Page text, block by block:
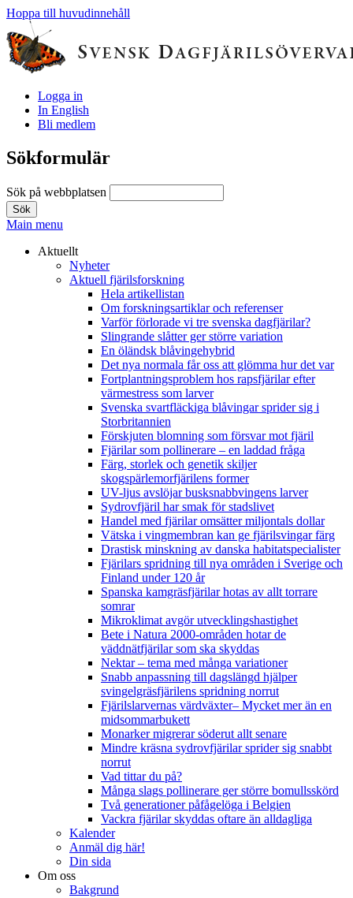
Hoppa till huvudinnehåll
Logga in
In English
Bli medlem
Sökformulär
Sök på webbplatsen
Main menu
Aktuellt
Nyheter
Aktuell fjärilsforskning
Hela artikellistan
Om forskningsartiklar och referenser
Varför förlorade vi tre svenska dagfjärilar?
Slingrande slåtter ger större variation
En öländsk blåvingehybrid
Det nya normala får oss att glömma hur det var
Fortplantningsproblem hos rapsfjärilar efter
värmestress som larver
Svenska svartfläckiga blåvingar sprider sig i
Storbritannien
Förskjuten blomning som försvar mot fjäril
Fjärilar som pollinerare – en laddad fråga
Färg, storlek och genetik skiljer
skogspärlemorfjärilens former
UV-ljus avslöjar busksnabbvingens larver
Sydrovfjäril har smak för stadslivet
Handel med fjärilar omsätter miljontals dollar
Vätska i vingmembran kan ge fjärilsvingar färg
Drastisk minskning av danska habitatspecialister
Fjärilars spridning till nya områden i Sverige och
Finland under 120 år
Spanska kamgräsfjärilar hotas av allt torrare
somrar
Mikroklimat avgör utvecklingshastighet
Bete i Natura 2000-områden hotar de
väddnätfjärilar som ska skyddas
Nektar – tema med många variationer
Snabb anpassning till dagslängd hjälper
svingelgräsfjärilens spridning norrut
Fjärilslarvernas värdväxter– Mycket mer än en
midsommarbukett
Monarker migrerar söderut allt senare
Mindre kräsna sydrovfjärilar sprider sig snabbt
norrut
Vad tittar du på?
Många slags pollinerare ger större bomullsskörd
Två generationer påfågelöga i Belgien
Vackra fjärilar skyddas oftare än alldagliga
Kalender
Anmäl dig här!
Din sida
Om oss
Bakgrund